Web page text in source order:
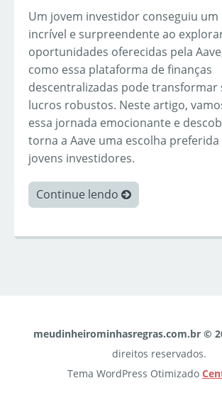
Um jovem investidor conseguiu
incrível e surpreendente ao
oportunidades oferecidas pela
como essa plataforma de finanças
descentralizadas pode transformar
lucros robustos. Neste artigo,
essa jornada emocionante e
torna a Aave uma escolha
jovens investidores.
Continue lendo
meudinheirominhasregras.com.br ©
direitos reservados.
Tema WordPress Otimizado